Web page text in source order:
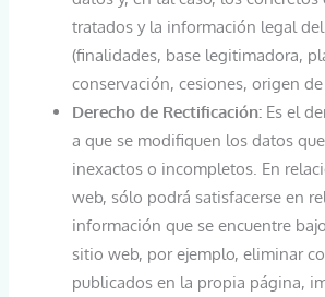
tratados y la información legal
(finalidades, base legitimadora,
conservación, cesiones, origen de
Derecho de Rectificación: Es el
a que se modifiquen los datos
inexactos o incompletos. En
web, sólo podrá satisfacerse en
información que se encuentre
sitio web, por ejemplo, eliminar
publicados en la propia página,